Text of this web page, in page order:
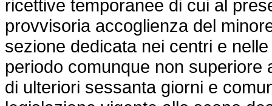
ricettive temporanee di cui al
provvisoria accoglienza del
sezione dedicata nei centri e
periodo comunque non
di ulteriori sessanta giorni e